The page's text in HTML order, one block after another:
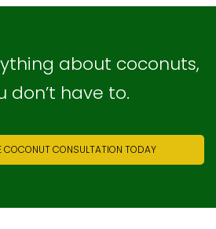
about coconuts,
don’t have to.
COCONUT CONSULTATION TODAY